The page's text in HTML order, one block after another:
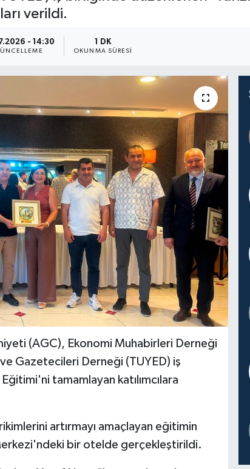
verildi.
- 14:30 1 DK
OKUNMA SÜRESI
(AGC), Ekonomi Muhabirleri Derneği
Gazetecileri Derneği (TUYED) iş
tamamlayan katılımcılara
artırmayı amaçlayan eğitimin
bir otelde gerçekleştirildi.